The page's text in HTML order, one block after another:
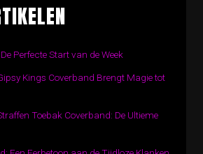
Perfecte Start van de Week
Kings Coverband Brengt Magie tot
Toebak Coverband: De Ultieme